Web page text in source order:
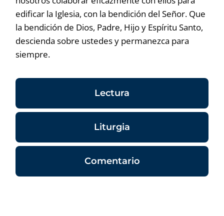
edificar la Iglesia, con la bendición del Señor. Que
la bendición de Dios, Padre, Hijo y Espíritu Santo,
descienda sobre ustedes y permanezca para
siempre.
Lectura
Liturgia
Comentario